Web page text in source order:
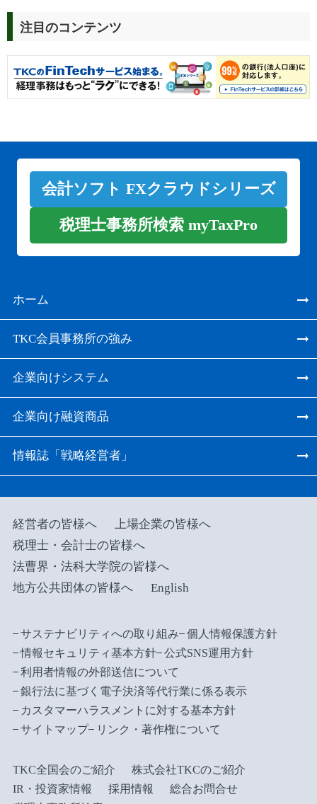
注目のコンテンツ
会計ソフト FXクラウドシリーズ
税理士事務所検索 myTaxPro
ホーム
TKC会員事務所の強み
企業向けシステム
企業向け融資商品
情報誌「戦略経営者」
経営者の皆様へ
上場企業の皆様へ
税理士・会計士の皆様へ
法曹界・法科大学院の皆様へ
地方公共団体の皆様へ
English
サステナビリティへの取り組み
個人情報保護方針
情報セキュリティ基本方針
公式SNS運用方針
利用者情報の外部送信について
銀行法に基づく電子決済等代行業に係る表示
カスタマーハラスメントに対する基本方針
サイトマップ
リンク・著作権について
TKC全国会のご紹介
株式会社TKCのご紹介
IR・投資家情報
採用情報
総合お問合せ